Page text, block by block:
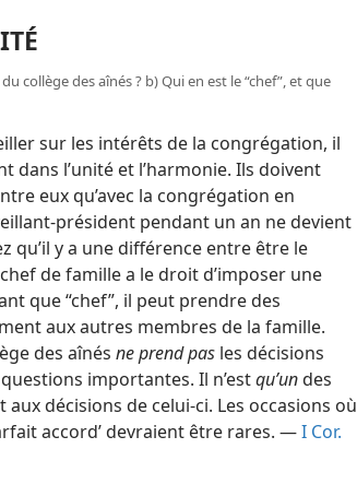
collège des aînés ? b) Qui en est le “chef”, et que
sur les intérêts de la congrégation, il
dans l’unité et l’harmonie. Ils doivent
eux qu’avec la congrégation en
président pendant un an ne devient
qu’il y a une différence entre être le
de famille a le droit d’imposer une
que “chef”, il peut prendre des
aux autres membres de la famille.
des aînés ne prend pas les décisions
importantes. Il n’estqu’undes
décisions de celui-ci. Les occasions où
accord’ devraient être rares. —I Cor.